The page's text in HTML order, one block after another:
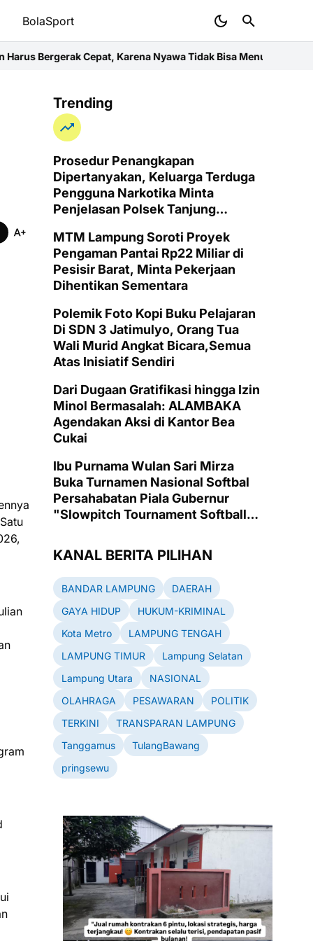
BolaSport
Cepat, Karena Nyawa Tidak Bisa Menunggu Wujud Kepedulian
Trending
Prosedur Penangkapan
Dipertanyakan, Keluarga Terduga
Pengguna Narkotika Minta
Penjelasan Polsek Tanjung
MTM Lampung Soroti Proyek
Pengaman Pantai Rp22 Miliar di
Pesisir Barat, Minta Pekerjaan
Dihentikan Sementara
Polemik Foto Kopi Buku Pelajaran
Di SDN 3 Jatimulyo, Orang Tua
Wali Murid Angkat Bicara,Semua
Atas Inisiatif Sendiri
Dari Dugaan Gratifikasi hingga Izin
Minol Bermasalah: ALAMBAKA
Agendakan Aksi di Kantor Bea
Cukai
Ibu Purnama Wulan Sari Mirza
Buka Turnamen Nasional Softbal
Persahabatan Piala Gubernur
"Slowpitch Tournament Softball
Way Halim, Bandarlampung
KANAL BERITA PILIHAN
BANDAR LAMPUNG
DAERAH
GAYA HIDUP
HUKUM-KRIMINAL
Kota Metro
LAMPUNG TENGAH
LAMPUNG TIMUR
Lampung Selatan
Lampung Utara
NASIONAL
OLAHRAGA
PESAWARAN
POLITIK
TERKINI
TRANSPARAN LAMPUNG
Tanggamus
TulangBawang
pringsewu